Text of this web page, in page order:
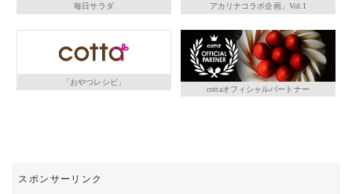
毎日サラダ
アカリナコラボ企画」Vol.1
「おやつレシピ」
cottaオフィシャルパートナー